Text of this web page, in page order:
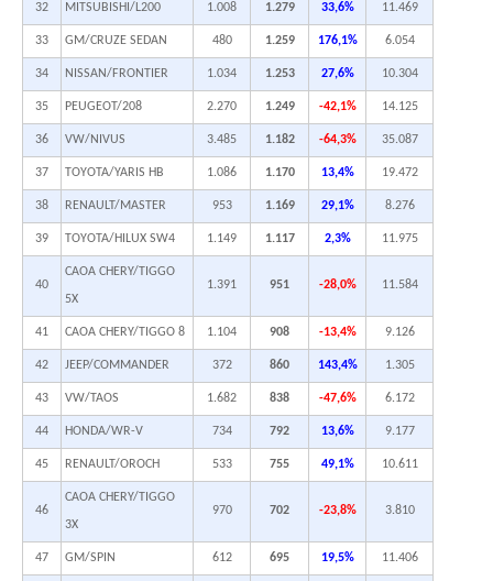
32 MITSUBISHI/L200 1.008 1.279 33,6% 11.469
33 GM/CRUZE SEDAN 480 1.259 176,1% 6.054
34 NISSAN/FRONTIER 1.034 1.253 27,6% 10.304
35 PEUGEOT/208 2.270 1.249 -42,1% 14.125
36 VW/NIVUS 3.485 1.182 -64,3% 35.087
37 TOYOTA/YARIS HB 1.086 1.170 13,4% 19.472
38 RENAULT/MASTER 953 1.169 29,1% 8.276
39 TOYOTA/HILUX SW4 1.149 1.117 2,3% 11.975
40
CAOA CHERY/TIGGO
5X
1.391 951 -28,0% 11.584
41 CAOA CHERY/TIGGO 8 1.104 908 -13,4% 9.126
42 JEEP/COMMANDER 372 860 143,4% 1.305
43 VW/TAOS 1.682 838 -47,6% 6.172
44 HONDA/WR-V 734 792 13,6% 9.177
45 RENAULT/OROCH 533 755 49,1% 10.611
46
CAOA CHERY/TIGGO
3X
970 702 -23,8% 3.810
47 GM/SPIN 612 695 19,5% 11.406